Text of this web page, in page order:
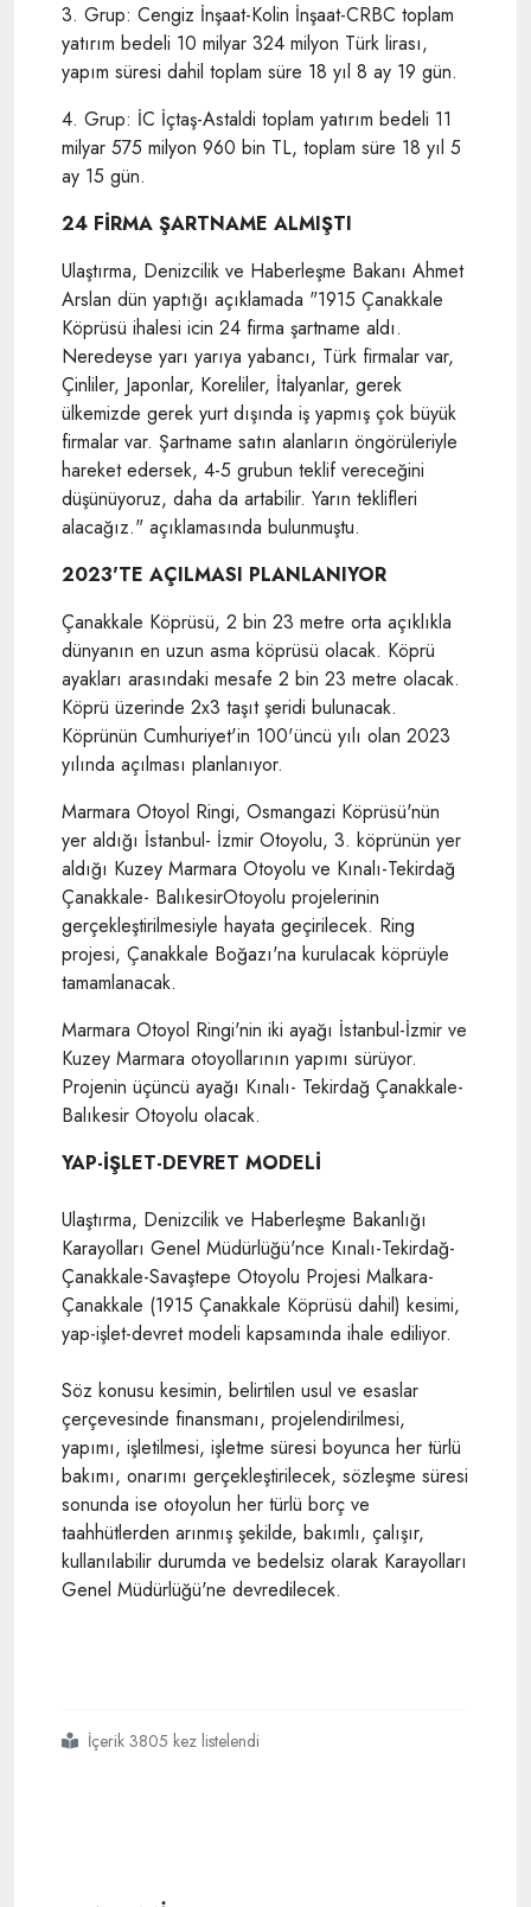
3. Grup: Cengiz İnşaat-Kolin İnşaat-CRBC toplam
yatırım bedeli 10 milyar 324 milyon Türk lirası,
yapım süresi dahil toplam süre 18 yıl 8 ay 19 gün.
4. Grup: İC İçtaş-Astaldi toplam yatırım bedeli 11
milyar 575 milyon 960 bin TL, toplam süre 18 yıl 5
ay 15 gün.
24 FİRMA ŞARTNAME ALMIŞTI
Ulaştırma, Denizcilik ve Haberleşme Bakanı Ahmet
Arslan dün yaptığı açıklamada "1915 Çanakkale
Köprüsü ihalesi icin 24 firma şartname aldı.
Neredeyse yarı yarıya yabancı, Türk firmalar var,
Çinliler, Japonlar, Koreliler, İtalyanlar, gerek
ülkemizde gerek yurt dışında iş yapmış çok büyük
firmalar var. Şartname satın alanların öngörüleriyle
hareket edersek, 4-5 grubun teklif vereceğini
düşünüyoruz, daha da artabilir. Yarın teklifleri
alacağız." açıklamasında bulunmuştu.
2023'TE AÇILMASI PLANLANIYOR
Çanakkale Köprüsü, 2 bin 23 metre orta açıklıkla
dünyanın en uzun asma köprüsü olacak. Köprü
ayakları arasındaki mesafe 2 bin 23 metre olacak.
Köprü üzerinde 2x3 taşıt şeridi bulunacak.
Köprünün Cumhuriyet'in 100'üncü yılı olan 2023
yılında açılması planlanıyor.
Marmara Otoyol Ringi, Osmangazi Köprüsü'nün
yer aldığı İstanbul- İzmir Otoyolu, 3. köprünün yer
aldığı Kuzey Marmara Otoyolu ve Kınalı-Tekirdağ
Çanakkale- BalıkesirOtoyolu projelerinin
gerçekleştirilmesiyle hayata geçirilecek. Ring
projesi, Çanakkale Boğazı'na kurulacak köprüyle
tamamlanacak.
Marmara Otoyol Ringi'nin iki ayağı İstanbul-İzmir ve
Kuzey Marmara otoyollarının yapımı sürüyor.
Projenin üçüncü ayağı Kınalı- Tekirdağ Çanakkale-
Balıkesir Otoyolu olacak.
YAP-İŞLET-DEVRET MODELİ
Ulaştırma, Denizcilik ve Haberleşme Bakanlığı
Karayolları Genel Müdürlüğü'nce Kınalı-Tekirdağ-
Çanakkale-Savaştepe Otoyolu Projesi Malkara-
Çanakkale (1915 Çanakkale Köprüsü dahil) kesimi,
yap-işlet-devret modeli kapsamında ihale ediliyor.
Söz konusu kesimin, belirtilen usul ve esaslar
çerçevesinde finansmanı, projelendirilmesi,
yapımı, işletilmesi, işletme süresi boyunca her türlü
bakımı, onarımı gerçekleştirilecek, sözleşme süresi
sonunda ise otoyolun her türlü borç ve
taahhütlerden arınmış şekilde, bakımlı, çalışır,
kullanılabilir durumda ve bedelsiz olarak Karayolları
Genel Müdürlüğü'ne devredilecek.
#ulaştırma bakanı ahmet arslan
#1915 çanakkale köprüsü ihalesi
İçerik 3805 kez listelendi